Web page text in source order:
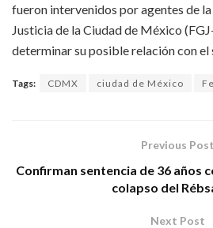
fueron intervenidos por agentes de
Justicia de la Ciudad de México
determinar su posible relación con el
Tags: CDMX ciudad de México
Previous Post
Confirman sentencia de 36 años
colapso del
Next Post